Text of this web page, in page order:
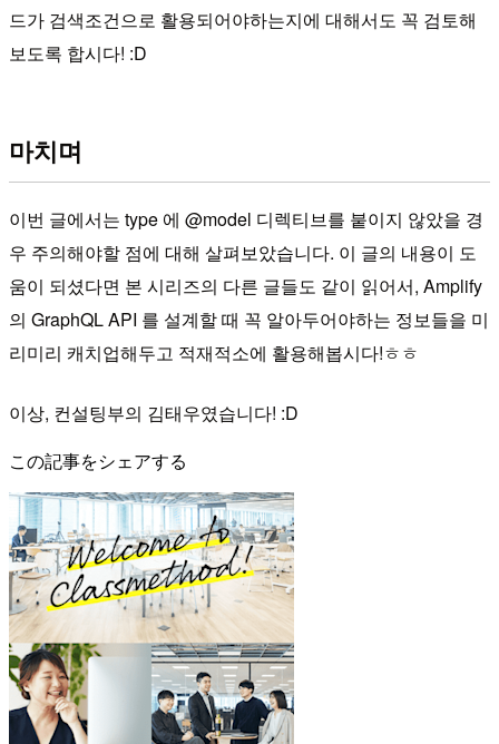
드가 검색조건으로 활용되어야하는지에 대해서도 꼭 검토해
보도록 합시다! :D
마치며
이번 글에서는 type 에 @model 디렉티브를 붙이지 않았을 경
우 주의해야할 점에 대해 살펴보았습니다. 이 글의 내용이 도
움이 되셨다면 본 시리즈의 다른 글들도 같이 읽어서, Amplify
의 GraphQL API 를 설계할 때 꼭 알아두어야하는 정보들을 미
리미리 캐치업해두고 적재적소에 활용해봅시다!ㅎㅎ
이상, 컨설팅부의 김태우였습니다! :D
この記事をシェアする